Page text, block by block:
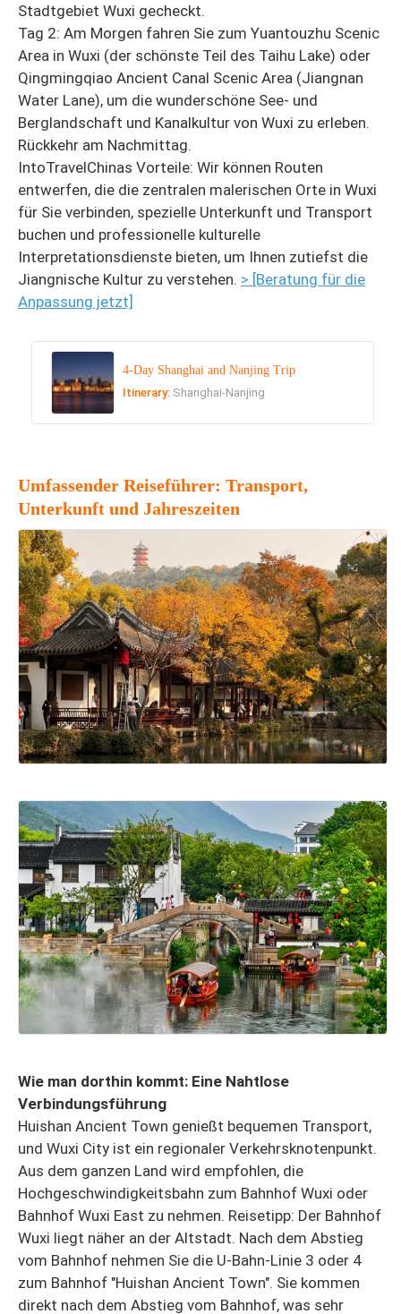
Stadtgebiet Wuxi gecheckt.
Tag 2: Am Morgen fahren Sie zum Yuantouzhu Scenic
Area in Wuxi (der schönste Teil des Taihu Lake) oder
Qingmingqiao Ancient Canal Scenic Area (Jiangnan
Water Lane), um die wunderschöne See- und
Berglandschaft und Kanalkultur von Wuxi zu erleben.
Rückkehr am Nachmittag.
IntoTravelChinas Vorteile: Wir können Routen
entwerfen, die die zentralen malerischen Orte in Wuxi
für Sie verbinden, spezielle Unterkunft und Transport
buchen und professionelle kulturelle
Interpretationsdienste bieten, um Ihnen zutiefst die
Jiangnische Kultur zu verstehen. > [Beratung für die
Anpassung jetzt]
4-Day Shanghai and Nanjing Trip
Itinerary: Shanghai-Nanjing
Umfassender Reiseführer: Transport,
Unterkunft und Jahreszeiten
Wie man dorthin kommt: Eine Nahtlose
Verbindungsführung
Huishan Ancient Town genießt bequemen Transport,
und Wuxi City ist ein regionaler Verkehrsknotenpunkt.
Aus dem ganzen Land wird empfohlen, die
Hochgeschwindigkeitsbahn zum Bahnhof Wuxi oder
Bahnhof Wuxi East zu nehmen. Reisetipp: Der Bahnhof
Wuxi liegt näher an der Altstadt. Nach dem Abstieg
vom Bahnhof nehmen Sie die U-Bahn-Linie 3 oder 4
zum Bahnhof "Huishan Ancient Town". Sie kommen
direkt nach dem Abstieg vom Bahnhof, was sehr